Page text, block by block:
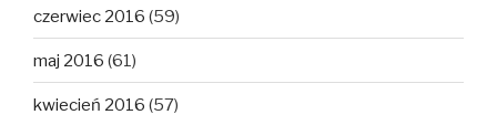
czerwiec 2016 (59)
maj 2016 (61)
kwiecień 2016 (57)